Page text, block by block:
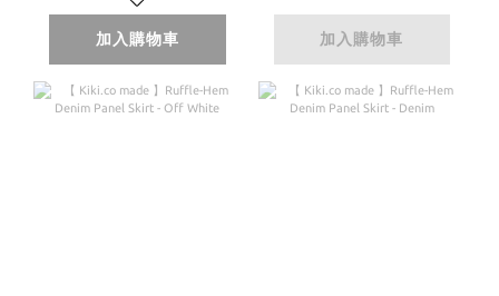
加入購物車 加入購物車